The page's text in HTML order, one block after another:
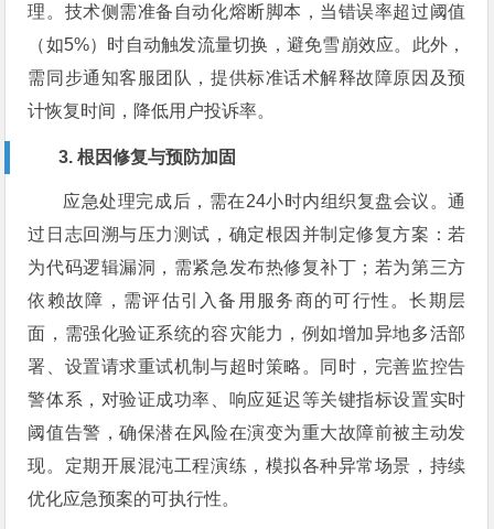
理。技术侧需准备自动化熔断脚本，当错误率超过阈值
（如5%）时自动触发流量切换，避免雪崩效应。此外，
需同步通知客服团队，提供标准话术解释故障原因及预
计恢复时间，降低用户投诉率。
3. 根因修复与预防加固
应急处理完成后，需在24小时内组织复盘会议。通
过日志回溯与压力测试，确定根因并制定修复方案：若
为代码逻辑漏洞，需紧急发布热修复补丁；若为第三方
依赖故障，需评估引入备用服务商的可行性。长期层
面，需强化验证系统的容灾能力，例如增加异地多活部
署、设置请求重试机制与超时策略。同时，完善监控告
警体系，对验证成功率、响应延迟等关键指标设置实时
阈值告警，确保潜在风险在演变为重大故障前被主动发
现。定期开展混沌工程演练，模拟各种异常场景，持续
优化应急预案的可执行性。